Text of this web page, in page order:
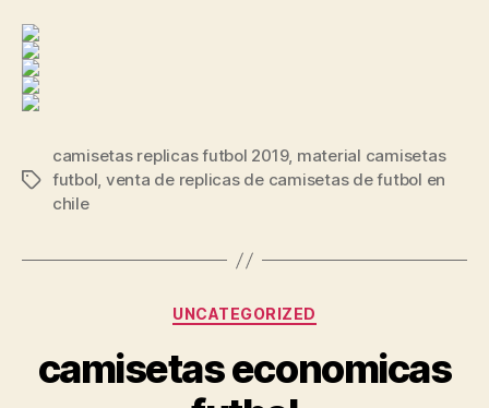
Etiquetas
camisetas replicas futbol 2019, material camisetas
futbol, venta de replicas de camisetas de futbol en
chile
Categorías
UNCATEGORIZED
camisetas economicas